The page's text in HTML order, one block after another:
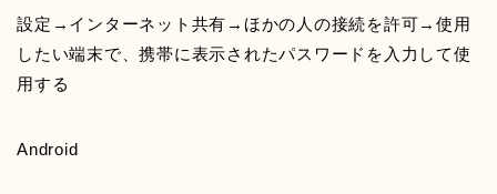
設定→インターネット共有→ほかの人の接続を許可→使用
したい端末で、携帯に表示されたパスワードを入力して使
用する
Android